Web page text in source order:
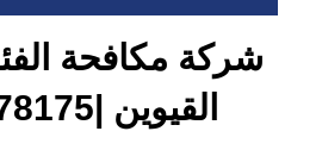
شركة مكافحة
القيوين |0507978175